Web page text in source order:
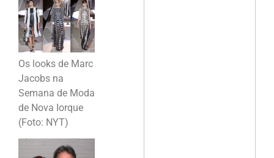
Os looks de Marc
Jacobs na
Semana de Moda
de Nova Iorque
(Foto: NYT)